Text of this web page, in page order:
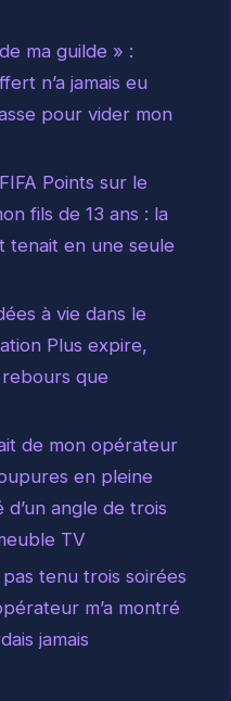
ma guilde » :
n’a jamais eu
pour vider mon
Points sur le
fils de 13 ans : la
tenait en une seule
à vie dans le
Plus expire,
que
de mon opérateur
en pleine
angle de trois
TV
tenu trois soirées
m’a montré
jamais